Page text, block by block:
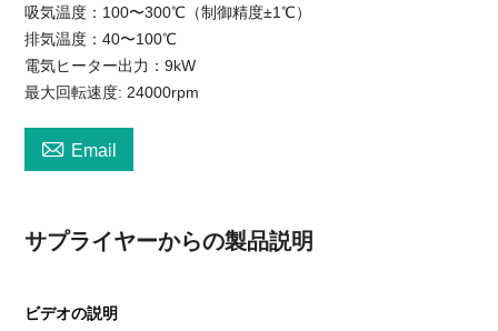
吸気温度：100〜300℃（制御精度±1℃）
排気温度：40〜100℃
電気ヒーター出力：9kW
最大回転速度: 24000rpm
 Email
サプライヤーからの製品説明
ビデオの説明